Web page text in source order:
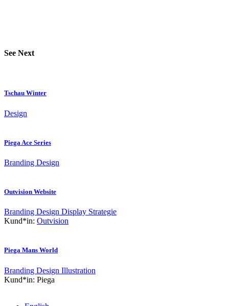
See Next
Tschau Winter
Design
Piega Ace Series
Branding Design
Outvision Website
Branding Design Display Strategie
Kund*in: Outvision
Piega Mans World
Branding Design Illustration
Kund*in: Piega